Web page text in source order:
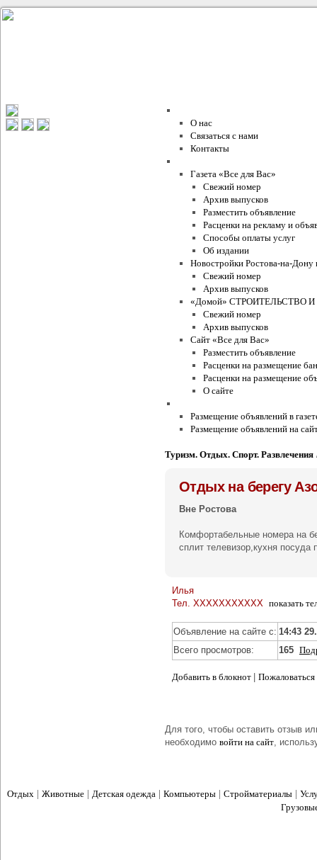
О нас
Связаться с нами
Контакты
Газета «Все для Вас»
Свежий номер
Архив выпусков
Разместить объявление
Расценки на рекламу и
Способы оплаты услуг
Об издании
Новостройки Ростова-на-Дону
Свежий номер
Архив выпусков
«Домой» СТРОИТЕЛЬСТВО
Свежий номер
Архив выпусков
Сайт «Все для Вас»
Разместить объявление
Расценки на размещение
Расценки на размещение
О сайте
Размещение объявлений в
Размещение объявлений на
Туризм. Отдых. Спорт. Развлечения
Отдых на берегу
Вне Ростова
Комфортабельные номера на
сплит телевизор,кухня
Илья
Тел. XXXXXXXXXXX показать
Объявление на сайте с: 14:43
Всего просмотров:
165
Добавить в блокнот Пожаловаться
Для того, чтобы оставить отзыв
необходимо войти на сайт,
Отдых |Животные | Детская одежда |Компьютеры |Стройматериалы |